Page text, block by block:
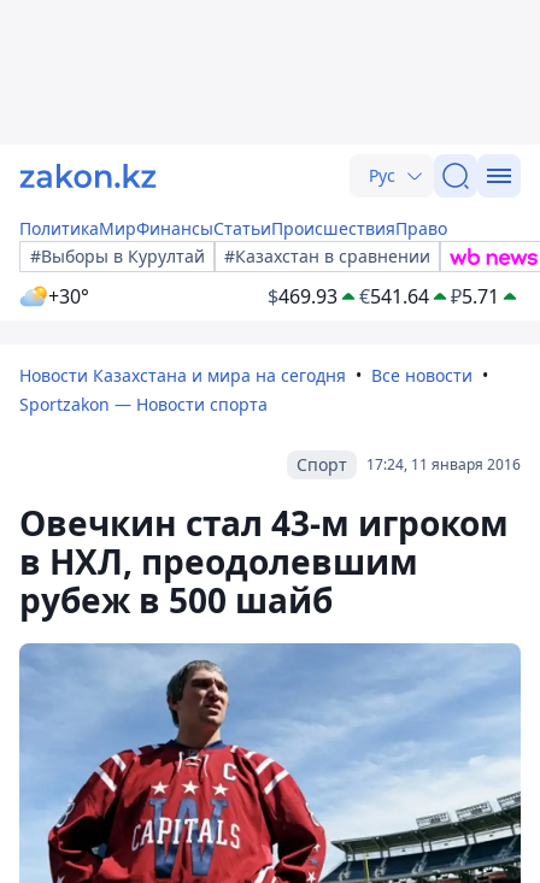
Рус
ПолитикаМирФинансыСтатьиПроисшествияПраво
#Выборы в Курултай
#Казахстан в сравнении
+30° $469.93 €541.64 ₽5.71
Новости Казахстана и мира на сегодня
Все новости
Sportzakon — Новости спорта
17:24, 11 января 2016
Спорт
Овечкин стал 43-м игроком
в НХЛ, преодолевшим
рубеж в 500 шайб